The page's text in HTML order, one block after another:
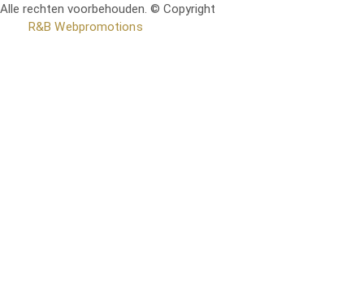
Alle rechten voorbehouden. © Copyright
R&B Webpromotions